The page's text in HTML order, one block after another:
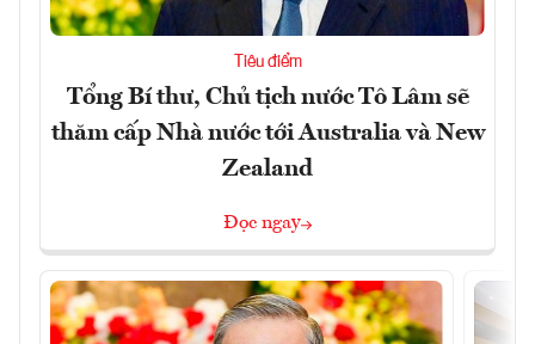
Tiêu điểm
Tổng Bí thư, Chủ tịch nước Tô Lâm sẽ
thăm cấp Nhà nước tới Australia và New
Zealand
Đọc ngay